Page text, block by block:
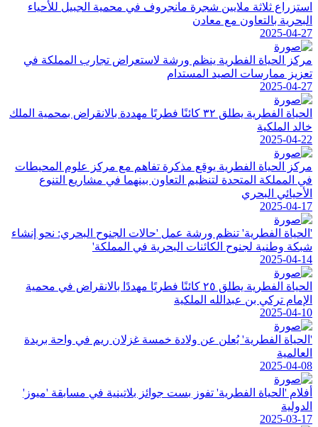
استزراع ثلاثة ملايين شجرة مانجروف في محمية الجبيل للأحياء
البحرية بالتعاون مع معادن
2025-04-27
مركز الحياة الفطرية ينظم ورشة لاستعراض تجارب المملكة في
تعزيز ممارسات الصيد المستدام
2025-04-27
الحياة الفطرية يطلق ٣٢ كائنًا فطريًا مهددة بالانقراض بمحمية الملك
خالد الملكية
2025-04-22
مركز الحياة الفطرية يوقع مذكرة تفاهم مع مركز علوم المحيطات
في المملكة المتحدة لتنظيم التعاون بينهما في مشاريع التنوع
الأحيائي البحري
2025-04-17
'الحياة الفطرية' تنظم ورشة عمل 'حالات الجنوح البحري: نحو إنشاء
شبكة وطنية لجنوح الكائنات البحرية في المملكة'
2025-04-14
الحياة الفطرية يطلق ٢٥ كائنًا فطريًا مهددًا بالانقراض في محمية
الإمام تركي بن عبدالله الملكية
2025-04-10
'الحياة الفطرية' يُعلن عن ولادة خمسة غزلان ريم في واحة بريدة
العالمية
2025-04-08
أفلام 'الحياة الفطرية' تفوز بست جوائز بلاتينية في مسابقة 'ميوز'
الدولية
2025-03-17